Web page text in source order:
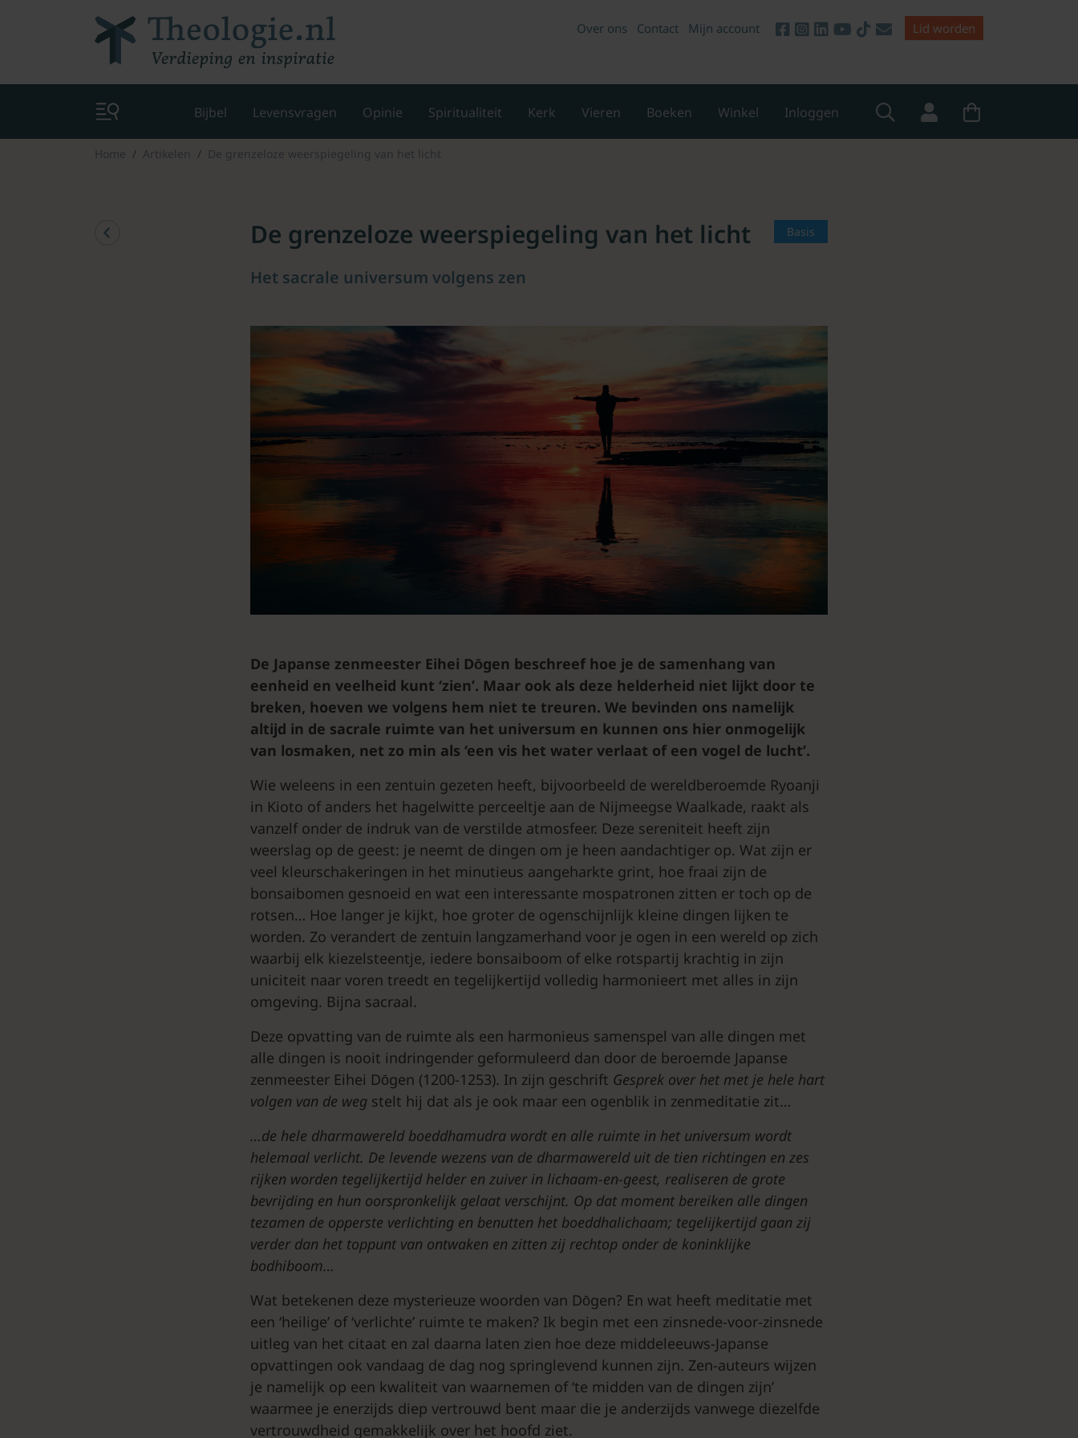
Over ons Contact Mijn account Lid worden
Bijbel Levensvragen Opinie Spiritualiteit Kerk Vieren Boeken Winkel Inloggen
Home Artikelen De grenzeloze weerspiegeling van het licht
Basis
De grenzeloze weerspiegeling van het licht
Het sacrale universum volgens zen
De Japanse zenmeester Eihei Dōgen beschreef hoe je de samenhang van
eenheid en veelheid kunt ‘zien’. Maar ook als deze helderheid niet lijkt door te
breken, hoeven we volgens hem niet te treuren. We bevinden ons namelijk
altijd in de sacrale ruimte van het universum en kunnen ons hier onmogelijk
van losmaken, net zo min als ‘een vis het water verlaat of een vogel de lucht’.
Wie weleens in een zentuin gezeten heeft, bijvoorbeeld de wereldberoemde Ryoanji
in Kioto of anders het hagelwitte perceeltje aan de Nijmeegse Waalkade, raakt als
vanzelf onder de indruk van de verstilde atmosfeer. Deze sereniteit heeft zijn
weerslag op de geest: je neemt de dingen om je heen aandachtiger op. Wat zijn er
veel kleurschakeringen in het minutieus aangeharkte grint, hoe fraai zijn de
bonsaibomen gesnoeid en wat een interessante mospatronen zitten er toch op de
rotsen… Hoe langer je kijkt, hoe groter de ogenschijnlijk kleine dingen lijken te
worden. Zo verandert de zentuin langzamerhand voor je ogen in een wereld op zich
waarbij elk kiezelsteentje, iedere bonsaiboom of elke rotspartij krachtig in zijn
uniciteit naar voren treedt en tegelijkertijd volledig harmonieert met alles in zijn
omgeving. Bijna sacraal.
Deze opvatting van de ruimte als een harmonieus samenspel van alle dingen met
alle dingen is nooit indringender geformuleerd dan door de beroemde Japanse
zenmeester Eihei Dōgen (1200-1253). In zijn geschrift Gesprek over het met je hele hart
volgen van de weg stelt hij dat als je ook maar een ogenblik in zenmeditatie zit…
…de hele dharmawereld boeddhamudra wordt en alle ruimte in het universum wordt
helemaal verlicht. De levende wezens van de dharmawereld uit de tien richtingen en zes
rijken worden tegelijkertijd helder en zuiver in lichaam-en-geest, realiseren de grote
bevrijding en hun oorspronkelijk gelaat verschijnt. Op dat moment bereiken alle dingen
tezamen de opperste verlichting en benutten het boeddhalichaam; tegelijkertijd gaan zij
verder dan het toppunt van ontwaken en zitten zij rechtop onder de koninklijke
bodhiboom…
Wat betekenen deze mysterieuze woorden van Dōgen? En wat heeft meditatie met
een ‘heilige’ of ‘verlichte’ ruimte te maken? Ik begin met een zinsnede-voor-zinsnede
uitleg van het citaat en zal daarna laten zien hoe deze middeleeuws-Japanse
opvattingen ook vandaag de dag nog springlevend kunnen zijn. Zen-auteurs wijzen
je namelijk op een kwaliteit van waarnemen of ‘te midden van de dingen zijn’
waarmee je enerzijds diep vertrouwd bent maar die je anderzijds vanwege diezelfde
vertrouwdheid gemakkelijk over het hoofd ziet.